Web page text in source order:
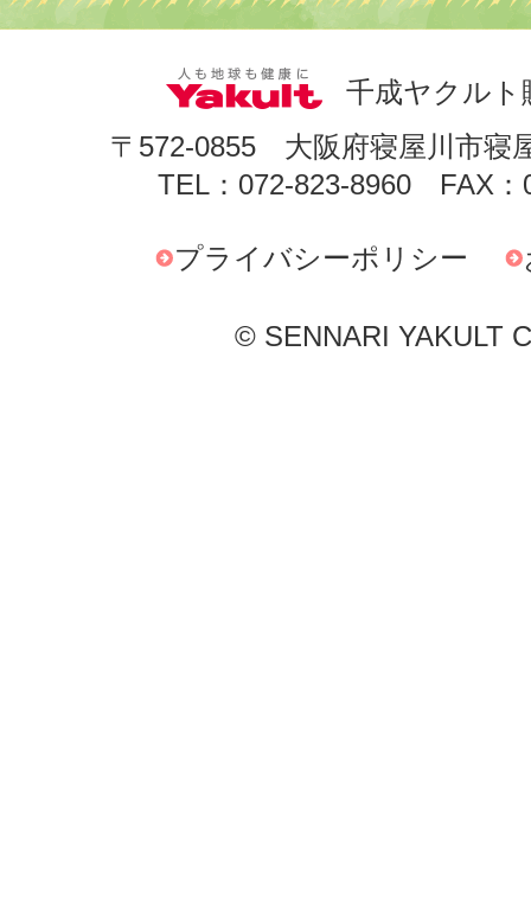
千成ヤクルト
〒572-0855 大阪府寝屋川市寝
TEL：072-823-8960 FAX：
プライバシーポリシー
© SENNARI YAKULT